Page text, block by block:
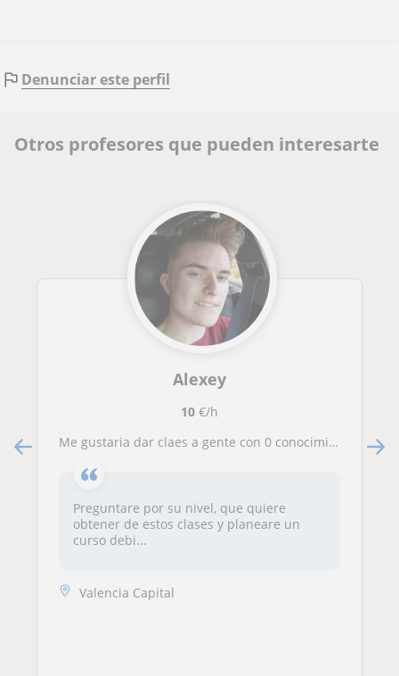
Denunciar este perfil
Otros profesores que pueden interesarte
Alexey
10€/h
Me gustaria dar claes a gente con 0 conocimiento
Preguntare por su nivel, que quiere
obtener de estos clases y planeare un
curso debi...
Valencia Capital